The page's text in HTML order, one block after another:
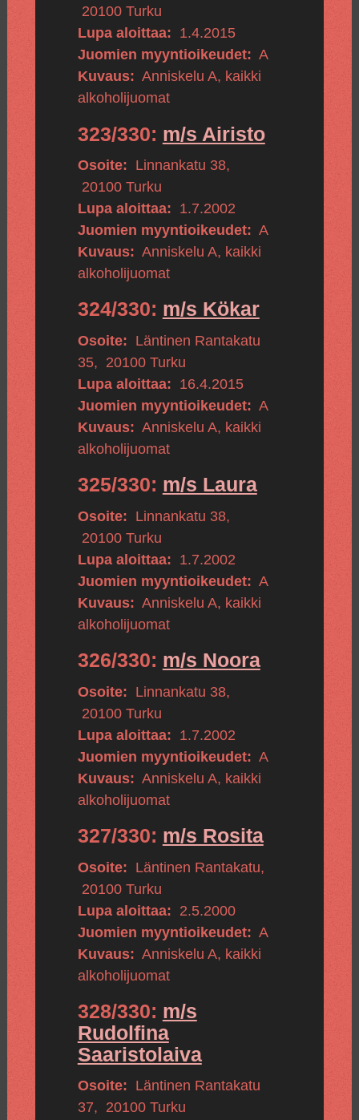
20100 Turku
Lupa aloittaa: 1.4.2015
Juomien myyntioikeudet: A
Kuvaus: Anniskelu A, kaikki
alkoholijuomat
323/330: m/s Airisto
Osoite: Linnankatu 38,
20100 Turku
Lupa aloittaa: 1.7.2002
Juomien myyntioikeudet: A
Kuvaus: Anniskelu A, kaikki
alkoholijuomat
324/330: m/s Kökar
Osoite: Läntinen Rantakatu
35, 20100 Turku
Lupa aloittaa: 16.4.2015
Juomien myyntioikeudet: A
Kuvaus: Anniskelu A, kaikki
alkoholijuomat
325/330: m/s Laura
Osoite: Linnankatu 38,
20100 Turku
Lupa aloittaa: 1.7.2002
Juomien myyntioikeudet: A
Kuvaus: Anniskelu A, kaikki
alkoholijuomat
326/330: m/s Noora
Osoite: Linnankatu 38,
20100 Turku
Lupa aloittaa: 1.7.2002
Juomien myyntioikeudet: A
Kuvaus: Anniskelu A, kaikki
alkoholijuomat
327/330: m/s Rosita
Osoite: Läntinen Rantakatu,
20100 Turku
Lupa aloittaa: 2.5.2000
Juomien myyntioikeudet: A
Kuvaus: Anniskelu A, kaikki
alkoholijuomat
328/330: m/s
Rudolfina
Saaristolaiva
Osoite: Läntinen Rantakatu
37, 20100 Turku